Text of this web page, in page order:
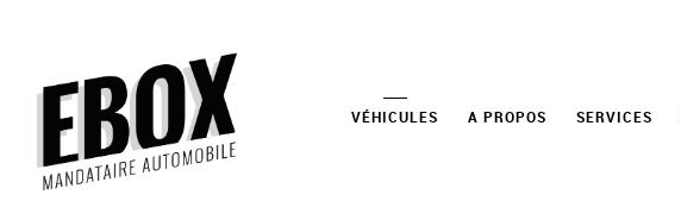
VÉHICULES A PROPOS SERVICES